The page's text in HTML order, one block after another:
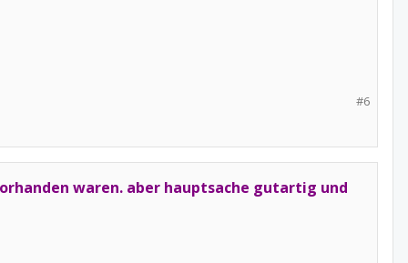
#6
waren. aber hauptsache gutartig und